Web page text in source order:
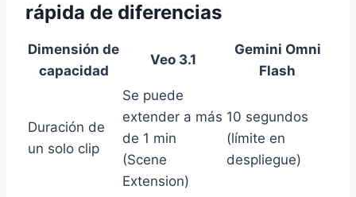
rápida de diferencias
Dimensión de
capacidad
Veo 3.1
Gemini Omni
Flash
Duración de
un solo clip
Se puede
extender a más
de 1 min
(Scene
Extension)
10 segundos
(límite en
despliegue)